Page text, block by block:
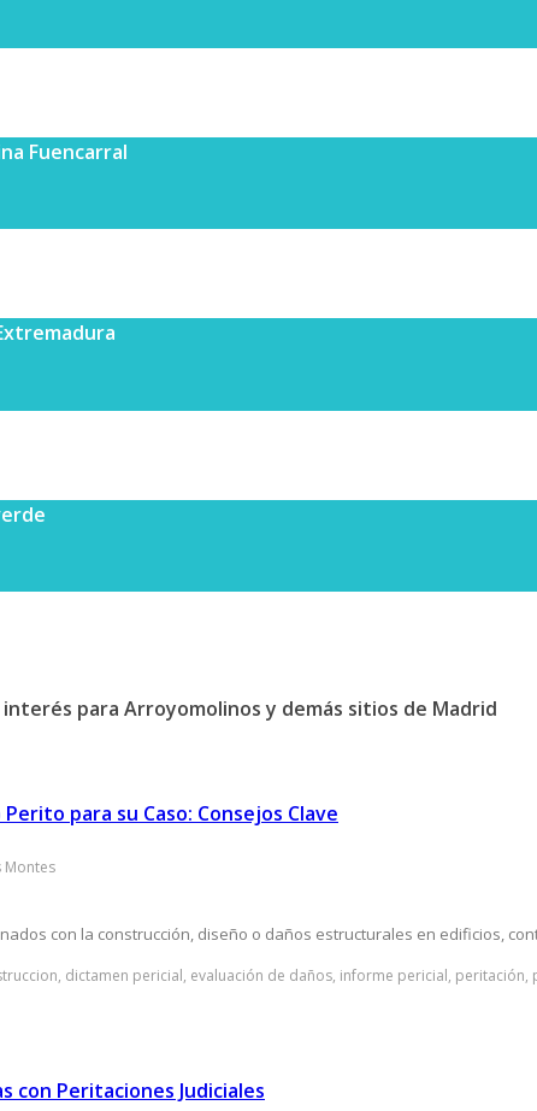
Fuencarral
para Arroyomolinos y demás sitios de Madrid
para su Caso: Consejos Clave
Montes
con la construcción, diseño o daños estructurales en edificios,
dictamen pericial, evaluación de daños, informe pericial,
con Peritaciones Judiciales